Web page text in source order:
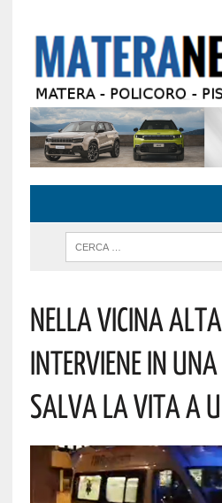
Nella Vicina
Interviene In
Salva La Vita A